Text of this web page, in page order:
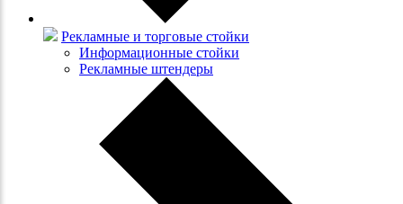
Рекламные и торговые стойки
Информационные стойки
Рекламные штендеры